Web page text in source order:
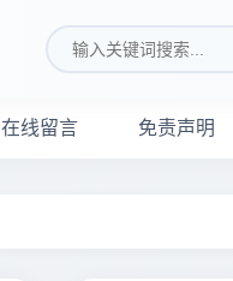
搜索关键词
在线留言 免责声明